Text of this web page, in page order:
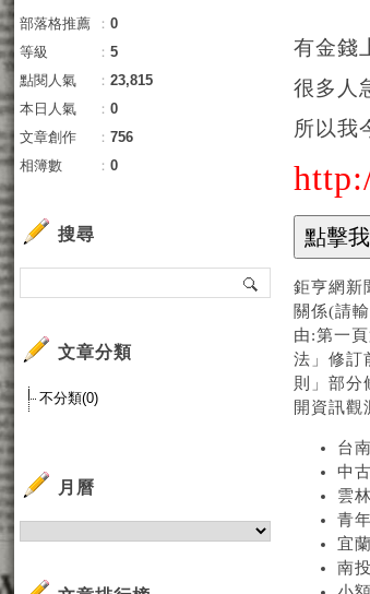
有金錢
很多人
所以我
鉅亨網新
關係(請
由:第一
法」修訂
則」部分
開資訊觀
台
中
雲
青
宜
南
部落格推薦 ： 0
等級
： 5
點閱人氣
： 23,815
本日人氣
： 0
文章創作
： 756
相簿數
： 0
搜尋
文章分類
不分類(0)
月曆